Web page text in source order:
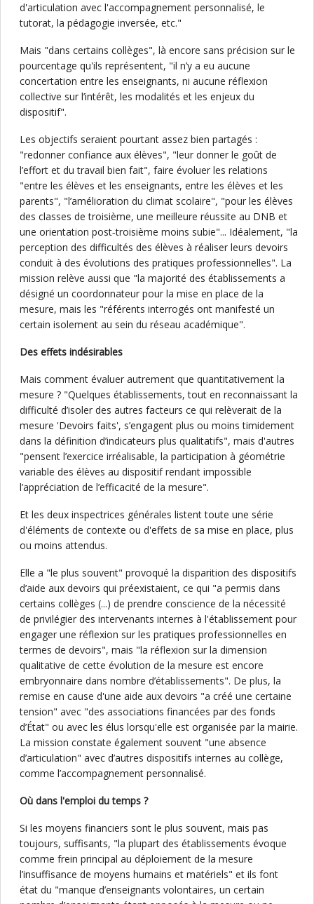
d'articulation avec l'accompagnement personnalisé, le
tutorat, la pédagogie inversée, etc."
Mais "dans certains collèges", là encore sans précision sur le
pourcentage qu'ils représentent, "il n’y a eu aucune
concertation entre les enseignants, ni aucune réflexion
collective sur l’intérêt, les modalités et les enjeux du
dispositif".
Les objectifs seraient pourtant assez bien partagés :
"redonner confiance aux élèves", "leur donner le goût de
l’effort et du travail bien fait", faire évoluer les relations
"entre les élèves et les enseignants, entre les élèves et les
parents", "l’amélioration du climat scolaire", "pour les élèves
des classes de troisième, une meilleure réussite au DNB et
une orientation post‐troisième moins subie"... Idéalement, "la
perception des difficultés des élèves à réaliser leurs devoirs
conduit à des évolutions des pratiques professionnelles". La
mission relève aussi que "la majorité des établissements a
désigné un coordonnateur pour la mise en place de la
mesure, mais les "référents interrogés ont manifesté un
certain isolement au sein du réseau académique".
Des effets indésirables
Mais comment évaluer autrement que quantitativement la
mesure ? "Quelques établissements, tout en reconnaissant la
difficulté d’isoler des autres facteurs ce qui relèverait de la
mesure 'Devoirs faits', s’engagent plus ou moins timidement
dans la définition d’indicateurs plus qualitatifs", mais d'autres
"pensent l’exercice irréalisable, la participation à géométrie
variable des élèves au dispositif rendant impossible
l’appréciation de l’efficacité de la mesure".
Et les deux inspectrices générales listent toute une série
d'éléments de contexte ou d'effets de sa mise en place, plus
ou moins attendus.
Elle a "le plus souvent" provoqué la disparition des dispositifs
d’aide aux devoirs qui préexistaient, ce qui "a permis dans
certains collèges (...) de prendre conscience de la nécessité
de privilégier des intervenants internes à l'établissement pour
engager une réflexion sur les pratiques professionnelles en
termes de devoirs", mais "la réflexion sur la dimension
qualitative de cette évolution de la mesure est encore
embryonnaire dans nombre d’établissements". De plus, la
remise en cause d'une aide aux devoirs "a créé une certaine
tension" avec "des associations financées par des fonds
d’État" ou avec les élus lorsqu'elle est organisée par la mairie.
La mission constate également souvent "une absence
d’articulation" avec d’autres dispositifs internes au collège,
comme l’accompagnement personnalisé.
Où dans l'emploi du temps ?
Si les moyens financiers sont le plus souvent, mais pas
toujours, suffisants, "la plupart des établissements évoque
comme frein principal au déploiement de la mesure
l’insuffisance de moyens humains et matériels" et ils font
état du "manque d’enseignants volontaires, un certain